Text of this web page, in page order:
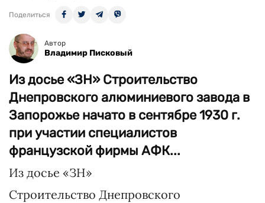
Поделиться
Автор
Владимир Писковый
Из досье «ЗН» Строительство
Днепровского алюминиевого завода в
Запорожье начато в сентябре 1930 г.
при участии специалистов
французской фирмы АФК...
Из досье «ЗН»
Строительство Днепровского